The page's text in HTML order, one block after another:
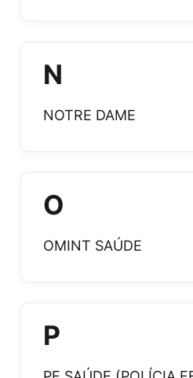
N
NOTRE DAME
O
OMINT SAÚDE
P